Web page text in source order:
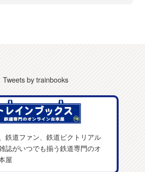
Tweets by trainbooks
鉄道ファン、鉄道ピクトリアル
誌がいつでも揃う鉄道専門のオ
屋